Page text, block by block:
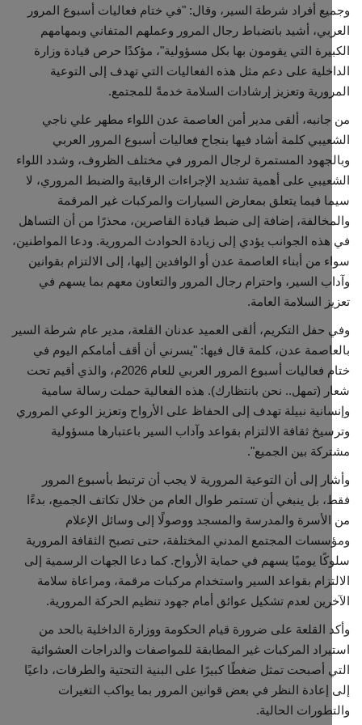
أفراد شرطة السير، وقال: "في ختام فعاليات أسبوع المرور
أشيد بانضباط رجال المرور وعملهم المتفاني وبمهامهم
التي يقومون بها بكل مسؤولية"، مؤكدًا حرص قيادة وزارة
على دعم مثل هذه الفعاليات التي تهدف إلى التوعية
وتعزيز إرشادات السلامة خدمةً للمجتمع.
ألقى مدير أمن العاصمة عدن اللواء مطهر علي ناجي
كلمة أشاد فيها بنجاح فعاليات أسبوع المرور العربي
المستمرة لرجال المرور في مختلف الظروف، وشدد اللواء
على أهمية تشديد الإجراءات الرقابية والضبط المروري، لا
فيما يتعلق بمعارض السيارات والمركبات غير المرقمة
إضافة إلى ضبط قيادة القاصرين، محذرًا من أن التساهل
الجوانب يؤدي إلى زيادة الحوادث المرورية. ودعا المواطنين،
من أبناء العاصمة عدن أو الوافدين إليها، إلى الالتزام بقوانين
السير، واحترام رجال المرور والتعاون معهم بما يسهم في
السلامة العامة.
حفل التكريم، ألقى العميد عدنان القلعة، مدير عام شرطة السير
عدن، كلمة قال فيها: "يسرني أن أقف أمامكم اليوم في
ختام فعاليات أسبوع المرور العربي للعام 2026م، والذي أقيم تحت
(تمهل.. نحن بانتظارك). هذه الفعالية حملت رسالة سامية
نبيلة تهدف إلى الحفاظ على الأرواح وتعزيز الوعي المروري
ثقافة الالتزام بقواعد وآداب السير باعتبارها مسؤولية
بين الجميع".
إلى أن التوعية المرورية لا يجب أن ترتبط بأسبوع المرور
بل ينبغي أن تستمر طوال العام من خلال تكاتف الجميع، بدءًا
والمدرسة والمسجد ووصولًا إلى وسائل الإعلام
المجتمع المدني المختلفة، حتى تصبح الثقافة المرورية
يوميًا يسهم في حماية الأرواح. كما دعا الجهات الرسمية إلى
بقواعد السير واستخدام مركبات مرقمة، ومراعاة سلامة
لعدم تشكيل عوائق أمام جهود تنظيم الحركة المرورية.
القلعة على ضرورة قيام الحكومة ووزارة الداخلية بالحد من
المركبات غير المطابقة للمواصفات والدراجات العشوائية
أصبحت تمثل ضغطًا كبيرًا على البنية التحتية والطرقات، داعيًا
النظر في بعض قوانين المرور بما يواكب التغيرات
الحالية.